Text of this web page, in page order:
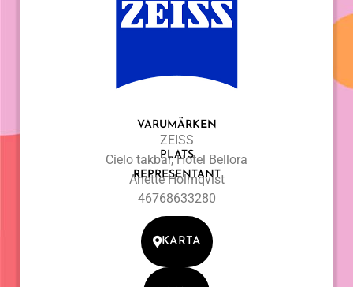
VARUMÄRKEN
ZEISS
PLATS
Cielo takbar, Hotel Bellora
REPRESENTANT
Anette Holmqvist
46768633280
KARTA